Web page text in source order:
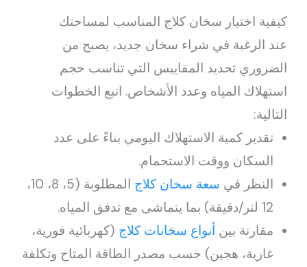
كيفية اختيار سخان كلاج المناسب لمساحتك
عند الرغبة في شراء سخان جديد، يصبح من
الضروري تحديد المقاييس التي تناسب حجم
استهلاك المياه وعدد الأشخاص. اتبع الخطوات
التالية:
تقدير كمية الاستهلاك اليومي بناءً على عدد
السكان ووقت الاستحمام.
النظر في سعة سخان كلاج
المطلوبة (5، 8، 10،
12 لتر/دقيقة) بما يتماشى مع تدفق المياه.
مقارنة بين أنواع سخانات كلاج (كهربائية فورية،
غازية، هجين) حسب مصدر الطاقة المتاح وتكلفة